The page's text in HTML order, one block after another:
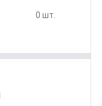
0 шт.